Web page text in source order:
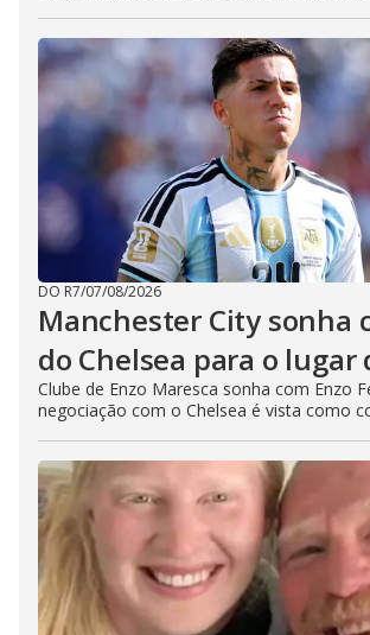
DO R7/07/08/2026
Manchester City sonha
do Chelsea para o lugar
Clube de Enzo Maresca sonha com Enzo
negociação com o Chelsea é vista como